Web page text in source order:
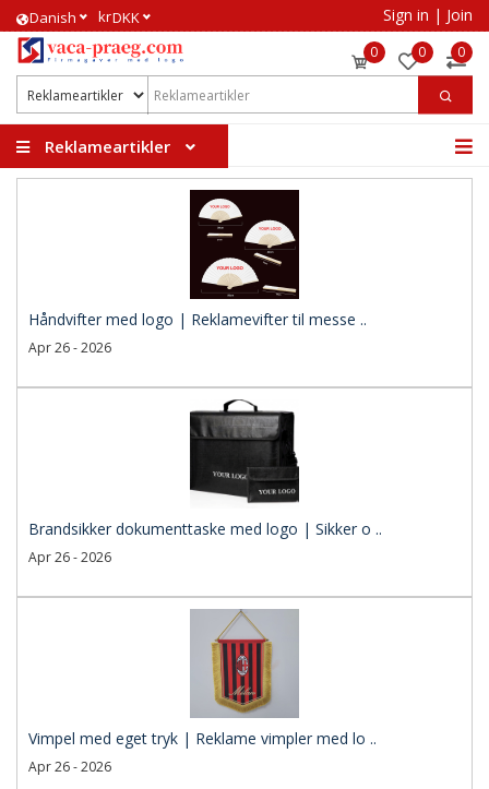
​Danish krDKK Sign in | Join
0 0 0
Reklameartikler
Håndvifter med logo | Reklamevifter til messe ..
Apr 26 - 2026
Brandsikker dokumenttaske med logo | Sikker o ..
Apr 26 - 2026
Vimpel med eget tryk | Reklame vimpler med lo ..
Apr 26 - 2026